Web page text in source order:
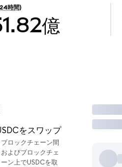
時間)
億
をスワップ
ブロックチェーン間
およびブロックチェ
ーン上でUSDCを取
取引